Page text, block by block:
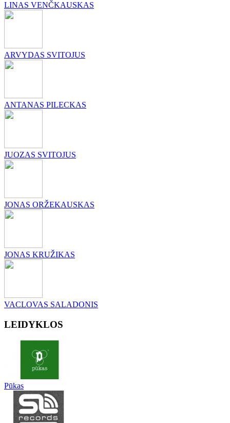
LINAS VENČKAUSKAS
ARVYDAS SVITOJUS
ANTANAS PILECKAS
JUOZAS SVITOJUS
JONAS ORŽEKAUSKAS
JONAS KRUŽIKAS
VACLOVAS SALADONIS
LEIDYKLOS
Pūkas